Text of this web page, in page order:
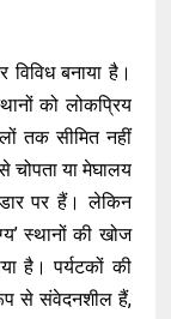
बनाया है।
को लोकप्रिय
तक सीमित नहीं
चोपता या मेघालय
पर हैं। लेकिन
स्थानों की खोज
है। पर्यटकों की
से संवेदनशील हैं,